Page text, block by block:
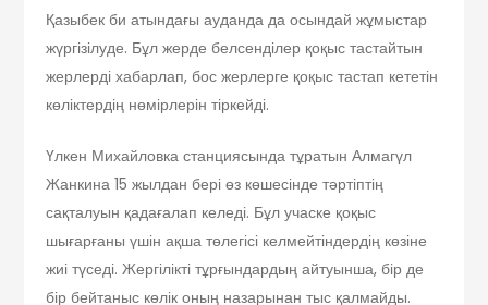
Қазыбек би атындағы ауданда да осындай жұмыстар
жүргізілуде. Бұл жерде белсенділер қоқыс тастайтын
жерлерді хабарлап, бос жерлерге қоқыс тастап кететін
көліктердің нөмірлерін тіркейді.
Үлкен Михайловка станциясында тұратын Алмагүл
Жанкина 15 жылдан бері өз көшесінде тәртіптің
сақталуын қадағалап келеді. Бұл учаске қоқыс
шығарғаны үшін ақша төлегісі келмейтіндердің көзіне
жиі түседі. Жергілікті тұрғындардың айтуынша, бір де
бір бейтаныс көлік оның назарынан тыс қалмайды.